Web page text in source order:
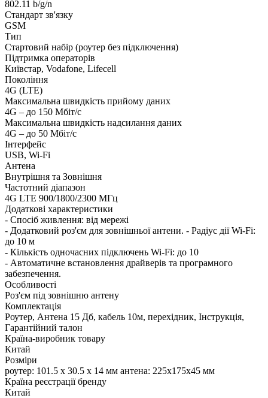
802.11 b/g/n
Стандарт зв'язку
GSM
Тип
Стартовий набір (роутер без підключення)
Підтримка операторів
Київстар, Vodafone, Lifecell
Покоління
4G (LTE)
Максимальна швидкість прийому даних
4G – до 150 Мбіт/с
Максимальна швидкість надсилання даних
4G – до 50 Мбіт/с
Інтерфейс
USB, Wi-Fi
Антена
Внутрішня та Зовнішня
Частотний діапазон
4G LTE 900/1800/2300 МГц
Додаткові характеристики
- Спосіб живлення: від мережі
- Додатковий роз'єм для зовнішньої антени. - Радіус дії Wi-Fi:
до 10 м
- Кількість одночасних підключень Wi-Fi: до 10
- Автоматичне встановлення драйверів та програмного
забезпечення.
Особливості
Роз'єм під зовнішню антену
Комплектація
Роутер, Антена 15 Дб, кабель 10м, перехідник, Інструкція,
Гарантійний талон
Країна-виробник товару
Китай
Розміри
роутер: 101.5 х 30.5 х 14 мм антена: 225х175х45 мм
Країна реєстрації бренду
Китай